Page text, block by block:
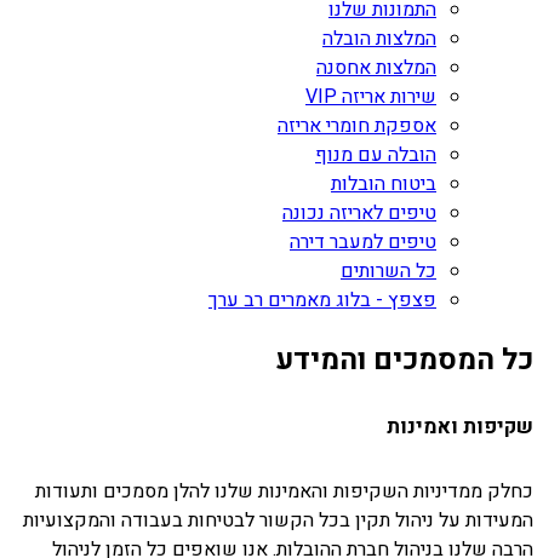
התמונות שלנו
המלצות הובלה
המלצות אחסנה
שירות אריזה VIP
אספקת חומרי אריזה
הובלה עם מנוף
ביטוח הובלות
טיפים לאריזה נכונה
טיפים למעבר דירה
כל השרותים
פצפץ - בלוג מאמרים רב ערך
כל המסמכים והמידע
שקיפות ואמינות
כחלק ממדיניות השקיפות והאמינות שלנו להלן מסמכים ותעודות
המעידות על ניהול תקין בכל הקשור לבטיחות בעבודה והמקצועיות
הרבה שלנו בניהול חברת ההובלות. אנו שואפים כל הזמן לניהול